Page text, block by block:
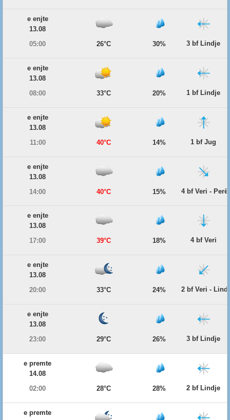
e enjte
13.08
05:00
26°C 30% 3 bf Lindje
e enjte
13.08
08:00
33°C 20% 1 bf Lindje
e enjte
13.08
11:00
40°C 14% 1 bf Jug
e enjte
13.08
14:00
40°C 15% 4 bf Veri -
e enjte
13.08
17:00
39°C 18% 4 bf Veri
e enjte
13.08
20:00
33°C 24% 2 bf Veri -
e enjte
13.08
23:00
29°C 26% 3 bf Lindje
e premte
14.08
02:00
28°C 28% 2 bf Lindje
e premte